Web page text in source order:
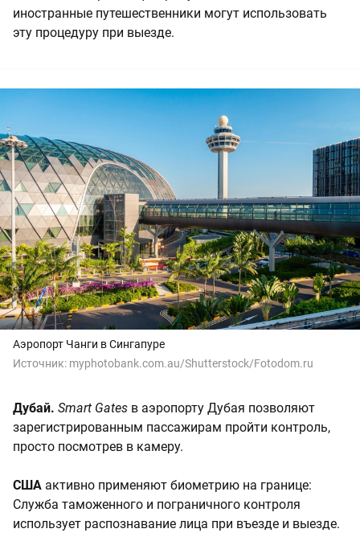
иностранные путешественники могут использовать
эту процедуру при выезде.
Аэропорт Чанги в Сингапуре
Источник: myphotobank.com.au/Shutterstock/Fotodom.ru
Дубай. Smart Gates в аэропорту Дубая позволяют
зарегистрированным пассажирам пройти контроль,
просто посмотрев в камеру.
США активно применяют биометрию на границе:
Служба таможенного и пограничного контроля
использует распознавание лица при въезде и выезде.